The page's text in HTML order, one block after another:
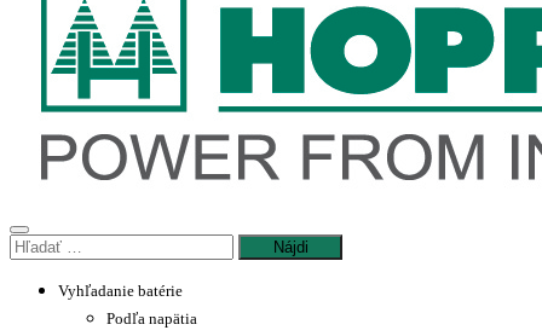
Hľadať:
Vyhľadanie batérie
Podľa napätia